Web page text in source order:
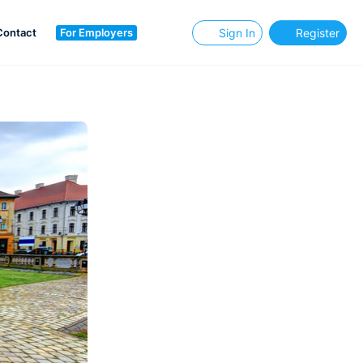
For Employers Sign In Register